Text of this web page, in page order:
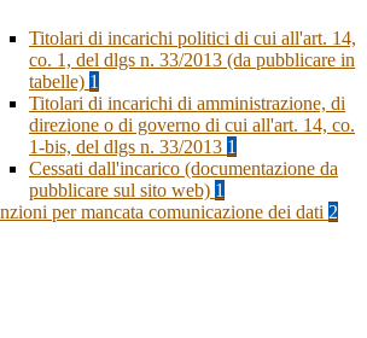
Titolari di incarichi politici di cui all'art. 14,
co. 1, del dlgs n. 33/2013 (da pubblicare in
tabelle) 1
Titolari di incarichi di amministrazione, di
direzione o di governo di cui all'art. 14, co.
1-bis, del dlgs n. 33/2013 1
Cessati dall'incarico (documentazione da
pubblicare sul sito web) 1
per mancata comunicazione dei dati 2